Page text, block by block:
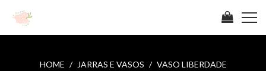
HOME JARRAS E VASOS VASO LIBERDADE